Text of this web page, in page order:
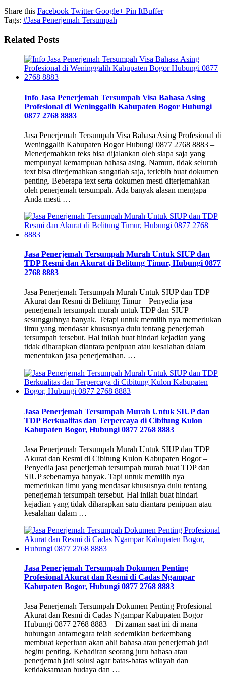
Share this Facebook TwitterGoogle+ Pin ItBuffer
Tags: #Jasa Penerjemah Tersumpah
Related Posts
Info Jasa Penerjemah Tersumpah Visa Bahasa Asing
Profesional di Weninggalih Kabupaten Bogor Hubungi
0877 2768 8883
Jasa Penerjemah Tersumpah Visa Bahasa Asing Profesional di
Weninggalih Kabupaten Bogor Hubungi 0877 2768 8883 –
Menerjemahkan teks bisa dijalankan oleh siapa saja yang
mempunyai kemampuan bahasa asing. Namun, tidak seluruh
text bisa diterjemahkan sangatlah saja, terlebih buat dokumen
penting. Beberapa text serta dokumen mesti diterjemahkan
oleh penerjemah tersumpah. Ada banyak alasan mengapa
Anda mesti …
Jasa Penerjemah Tersumpah Murah Untuk SIUP dan
TDP Resmi dan Akurat di Belitung Timur, Hubungi 0877
2768 8883
Jasa Penerjemah Tersumpah Murah Untuk SIUP dan TDP
Akurat dan Resmi di Belitung Timur – Penyedia jasa
penerjemah tersumpah murah untuk TDP dan SIUP
sesungguhnya banyak. Tetapi untuk memilih nya memerlukan
ilmu yang mendasar khususnya dulu tentang penerjemah
tersumpah tersebut. Hal inilah buat hindari kejadian yang
tidak diharapkan diantara penipuan atau kesalahan dalam
menentukan jasa penerjemahan. …
Jasa Penerjemah Tersumpah Murah Untuk SIUP dan
TDP Berkualitas dan Terpercaya di Cibitung Kulon
Kabupaten Bogor, Hubungi 0877 2768 8883
Jasa Penerjemah Tersumpah Murah Untuk SIUP dan TDP
Akurat dan Resmi di Cibitung Kulon Kabupaten Bogor –
Penyedia jasa penerjemah tersumpah murah buat TDP dan
SIUP sebenarnya banyak. Tapi untuk memilih nya
memerlukan ilmu yang mendasar khususnya dulu tentang
penerjemah tersumpah tersebut. Hal inilah buat hindari
kejadian yang tidak diharapkan satu diantara penipuan atau
kesalahan dalam …
Jasa Penerjemah Tersumpah Dokumen Penting
Profesional Akurat dan Resmi di Cadas Ngampar
Kabupaten Bogor, Hubungi 0877 2768 8883
Jasa Penerjemah Tersumpah Dokumen Penting Profesional
Akurat dan Resmi di Cadas Ngampar Kabupaten Bogor
Hubungi 0877 2768 8883 – Di zaman saat ini di mana
hubungan antarnegara telah sedemikian berkembang
membuat keperluan akan ahli bahasa atau penerjemah jadi
begitu penting. Kehadiran seorang juru bahasa atau
penerjemah jadi solusi agar batas-batas wilayah dan
ketidaksamaan budaya dan …